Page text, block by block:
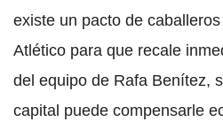
existe un pacto de
Atlético para que recale
del equipo de Rafa Benítez,
capital puede compensarle